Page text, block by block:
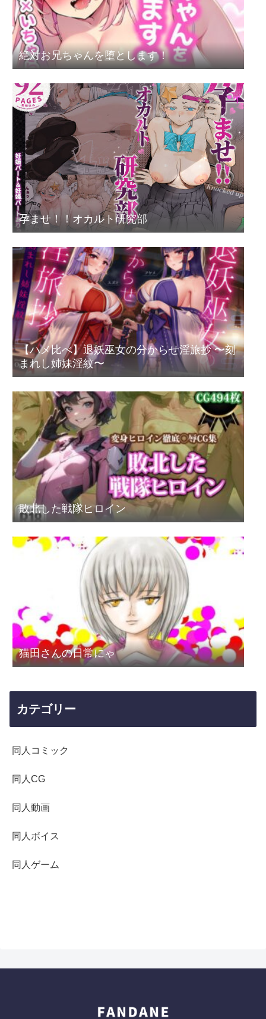
絶対お兄ちゃんを堕とします！
孕ませ！！オカルト研究部
【ハメ比べ】退妖巫女の分からせ淫旅抄 〜刻
まれし姉妹淫紋〜
敗北した戦隊ヒロイン
猫田さんの日常にゃ
カテゴリー
同人コミック
同人CG
同人動画
同人ボイス
同人ゲーム